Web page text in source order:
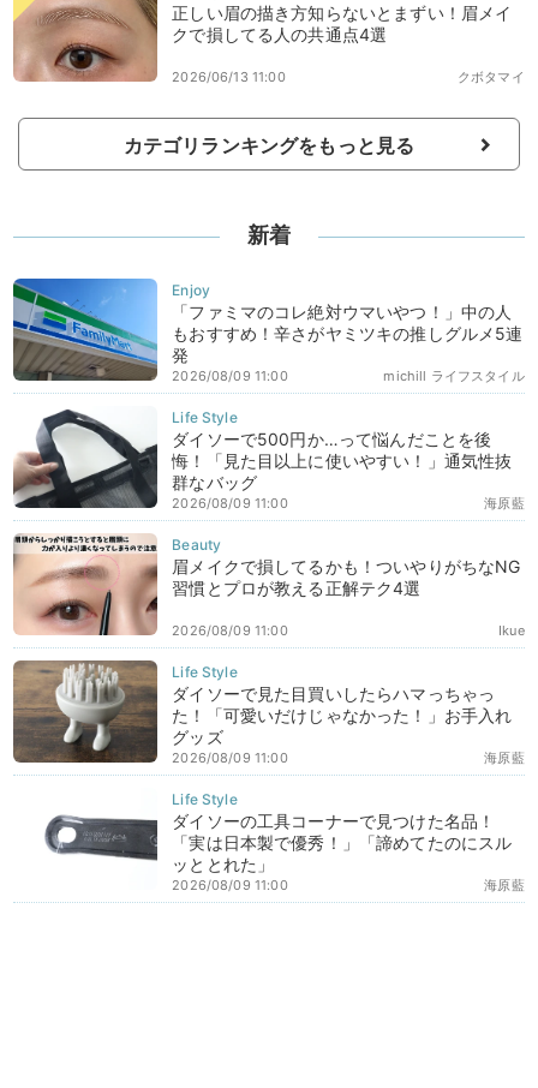
正しい眉の描き方知らないとまずい！眉メイ
クで損してる人の共通点4選
クボタマイ
2026/06/13 11:00
カテゴリランキングをもっと見る
新着
「ファミマのコレ絶対ウマいやつ！」中の人
もおすすめ！辛さがヤミツキの推しグルメ5連
発
michill ライフスタイル
2026/08/09 11:00
ダイソーで500円か…って悩んだことを後
悔！「見た目以上に使いやすい！」通気性抜
群なバッグ
海原藍
2026/08/09 11:00
眉メイクで損してるかも！ついやりがちなNG
習慣とプロが教える正解テク4選
Ikue
2026/08/09 11:00
ダイソーで見た目買いしたらハマっちゃっ
た！「可愛いだけじゃなかった！」お手入れ
グッズ
海原藍
2026/08/09 11:00
ダイソーの工具コーナーで見つけた名品！
「実は日本製で優秀！」「諦めてたのにスル
ッととれた」
海原藍
2026/08/09 11:00